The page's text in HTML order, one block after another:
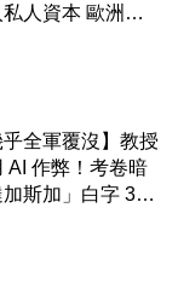
人資本 歐洲足
乎全軍覆沒】教授
AI 作弊！考卷暗
斯加」白字 35